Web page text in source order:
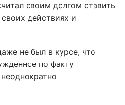
своим долгом ставить
действиях и
не был в курсе, что
по факту